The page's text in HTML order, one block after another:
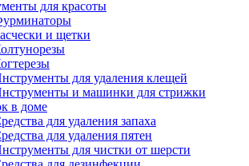
для красоты
и щетки
для удаления клещей
и машинки для стрижки
в доме
для удаления запаха
для удаления пятен
для чистки от шерсти